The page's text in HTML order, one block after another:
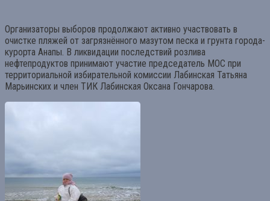
Организаторы выборов продолжают активно участвовать в
очистке пляжей от загрязнённого мазутом песка и грунта города-
курорта Анапы. В ликвидации последствий розлива
нефтепродуктов принимают участие председатель МОС при
территориальной избирательной комиссии Лабинская Татьяна
Марьинских и член ТИК Лабинская Оксана Гончарова.